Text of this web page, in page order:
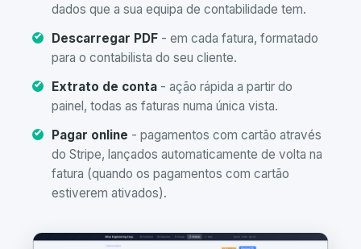
dados que a sua equipa de contabilidade tem.
Descarregar PDF - em cada fatura, formatado
para o contabilista do seu cliente.
Extrato de conta - ação rápida a partir do
painel, todas as faturas numa única vista.
Pagar online - pagamentos com cartão através
do Stripe, lançados automaticamente de volta na
fatura (quando os pagamentos com cartão
estiverem ativados).